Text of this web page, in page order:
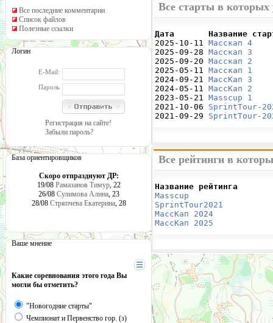
Все последние комментарии
Список файлов
Полезные ссылки
Логин
E-Mail:
Пароль
Регистрация на сайте!
Забыли пароль?
База ориентировщиков
Скоро отпразднуют ДР:
19/08 Рамазанов Тимур, 22
26/08 Сулимова Алина, 23
28/08 Стряпчева Екатерина, 28
Ваше мнение
Какие соревнования этого года Вы
могли бы отметить?
"Новогодние старты"
Чемпионат и Первенство гор. (з)
Все старты в
Дата       Название
2025-10-11 Масскап 4
2025-09-28 Масскап 3
2025-09-20 Масскап 2
2025-05-11 Масскап 1
2024-09-21 МассКап 3
2024-05-11 МассКап 2
2023-05-21 Masscup 1
2021-10-06 SprintTour-
2021-09-29 SprintTour-
Все рейтинги в
Название рейтинга
Masscup
SprintTour2021
МассКап 2024
МассКап 2025